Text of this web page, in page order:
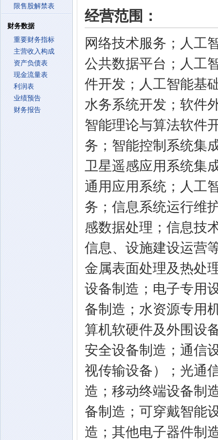
限售股解禁表
财务数据
重要财务指标
主营收入构成
资产负债表
现金流量表
利润表
业绩预告
财务报告
经营范围：
网络技术服务；人工
公共数据平台；人工
件开发；人工智能基
水务系统开发；软件
智能理论与算法软件
务；智能控制系统集
卫星遥感应用系统集
通用应用系统；人工
务；信息系统运行维
感数据处理；信息技
信息、设施建设运营
金属表面处理及热处
设备制造；电子专用
备制造；水资源专用
算机软硬件及外围设
安全设备制造；通信
视传输设备）；光通
造；移动终端设备制
备制造；可穿戴智能
造；其他电子器件制